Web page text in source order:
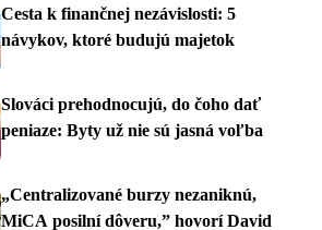
Cesta k finančnej nezávislosti: 5
návykov, ktoré budujú majetok
Slováci prehodnocujú, do čoho dať
peniaze: Byty už nie sú jasná voľba
„Centralizované burzy nezaniknú,
MiCA posilní dôveru,” hovorí David